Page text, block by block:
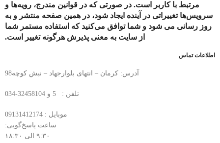
مرتبط با کاربر است. در صورتی که در قوانین مندرج، رویه‏‌ها و
سرویس‏‌ها تغییراتی در آینده ایجاد شود، در همین صفحه منتشر و به
روز رسانی می شود و شما توافق می‏‌کنید که استفاده مستمر شما
از سایت به معنی پذیرش هرگونه تغییر است.
اطلاعات تماس
آدرس: کرمان – انتهای بلوارجهاد – نبش کوچه98
تلفن : 5 و 32458104-034
موبایل : 09131412174
ساعت پاسخ‌گویی:
۹:۳۰ الی ۱۸:۳۰